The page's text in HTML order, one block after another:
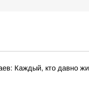
Каждый, кто давно